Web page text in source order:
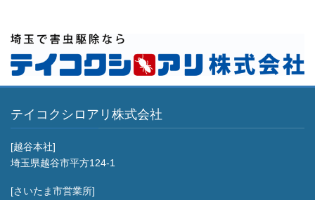
テイコクシロアリ株式会社
[越谷本社]
埼玉県越谷市平方124-1
[さいたま市営業所]